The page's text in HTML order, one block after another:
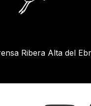
Ribera Alta del